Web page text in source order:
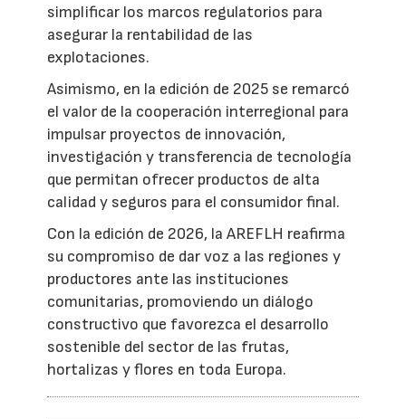
simplificar los marcos regulatorios para
asegurar la rentabilidad de las
explotaciones.
Asimismo, en la edición de 2025 se remarcó
el valor de la cooperación interregional para
impulsar proyectos de innovación,
investigación y transferencia de tecnología
que permitan ofrecer productos de alta
calidad y seguros para el consumidor final.
Con la edición de 2026, la AREFLH reafirma
su compromiso de dar voz a las regiones y
productores ante las instituciones
comunitarias, promoviendo un diálogo
constructivo que favorezca el desarrollo
sostenible del sector de las frutas,
hortalizas y flores en toda Europa.